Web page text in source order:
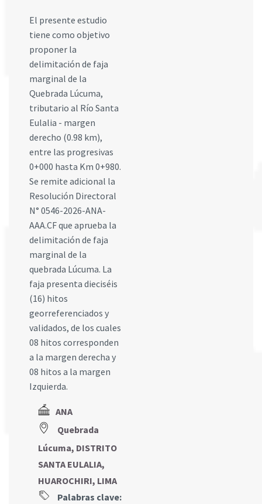
El presente estudio
tiene como objetivo
proponer la
delimitación de faja
marginal de la
Quebrada Lúcuma,
tributario al Río Santa
Eulalia - margen
derecho (0.98 km),
entre las progresivas
0+000 hasta Km 0+980.
Se remite adicional la
Resolución Directoral
N° 0546-2026-ANA-
AAA.CF que aprueba la
delimitación de faja
marginal de la
quebrada Lúcuma. La
faja presenta dieciséis
(16) hitos
georreferenciados y
validados, de los cuales
08 hitos corresponden
a la margen derecha y
08 hitos a la margen
Izquierda.
ANA
Quebrada
Lúcuma, DISTRITO
SANTA EULALIA,
HUAROCHIRI, LIMA
Palabras clave: